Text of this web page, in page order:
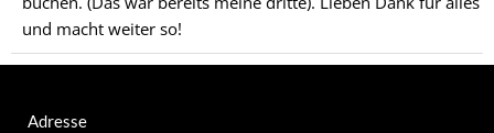
und macht weiter so!
Adresse